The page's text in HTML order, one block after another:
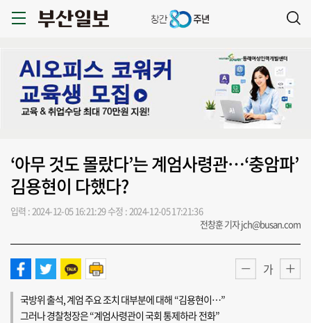
‘아무 것도 몰랐다’는 계엄사령관…‘충암파’
김용현이 다했다?
입력 : 2024-12-05 16:21:29수정 : 2024-12-05 17:21:36
전창훈 기자 jch@busan.com
가
국방위 출석, 계엄 주요 조치 대부분에 대해 “김용현이…”
그러나 경찰청장은 “계엄사령관이 국회 통제하라 전화”